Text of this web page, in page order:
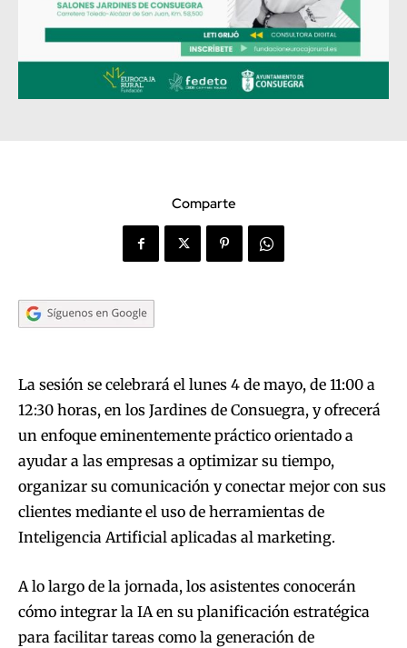
Comparte
La sesión se celebrará el lunes 4 de mayo, de 11:00 a
12:30 horas, en los Jardines de Consuegra, y ofrecerá
un enfoque eminentemente práctico orientado a
ayudar a las empresas a optimizar su tiempo,
organizar su comunicación y conectar mejor con sus
clientes mediante el uso de herramientas de
Inteligencia Artificial aplicadas al marketing.
A lo largo de la jornada, los asistentes conocerán
cómo integrar la IA en su planificación estratégica
para facilitar tareas como la generación de